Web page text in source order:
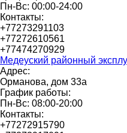
Пн-Вс: 00:00-24:00
Контакты:
+77273291103
+77272610561
+77474270929
Медеуский районный
Адрес:
Орманова, дом 33а
График работы:
Пн-Вс: 08:00-20:00
Контакты:
+77272915790